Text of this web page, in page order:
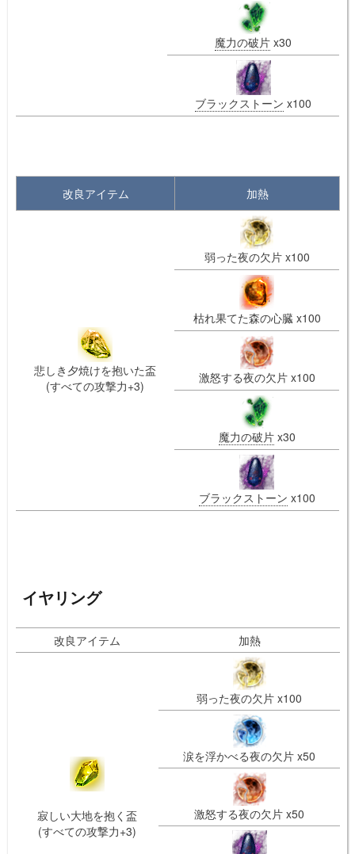
魔力の破片 x30
ブラックストーン x100
改良アイテム 加熱
悲しき夕焼けを抱いた盃
(すべての攻撃力+3)
弱った夜の欠片 x100
枯れ果てた森の心臓 x100
激怒する夜の欠片 x100
魔力の破片x30
ブラックストーン x100
イヤリング
改良アイテム 加熱
寂しい大地を抱く盃
(すべての攻撃力+3)
弱った夜の欠片 x100
涙を浮かべる夜の欠片 x50
激怒する夜の欠片 x50